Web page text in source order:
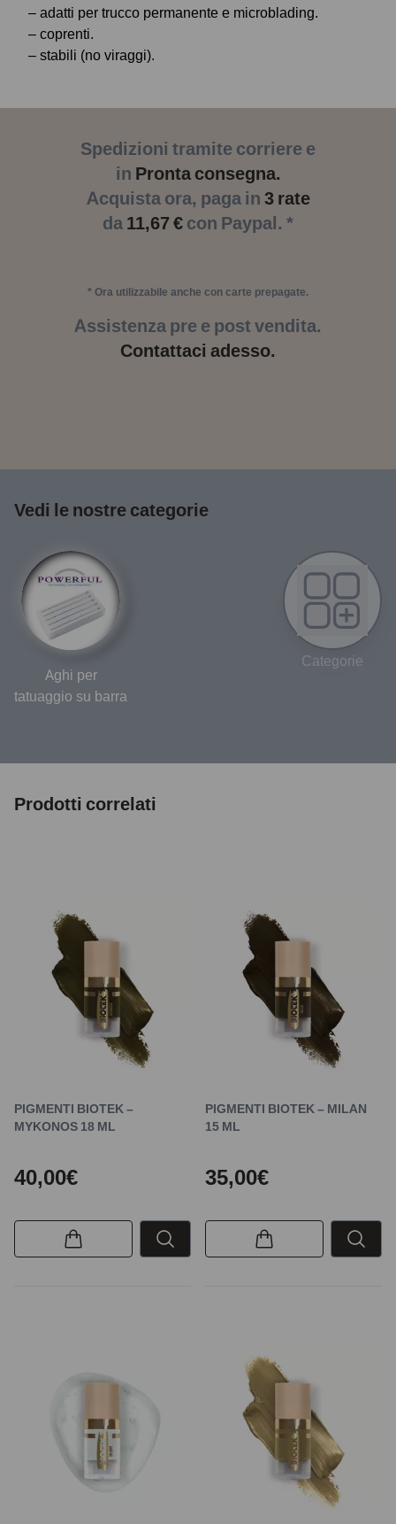
– adatti per trucco permanente e microblading.
– coprenti.
– stabili (no viraggi).
Spedizioni tramite corriere e
in Pronta consegna.
Acquista ora, paga in 3 rate
da 11,67 € con Paypal. *
* Ora utilizzabile anche con carte prepagate.
Assistenza pre e post vendita.
Contattaci adesso.
Vedi le nostre categorie
Aghi per
tatuaggio su barra
Categorie
Prodotti correlati
PIGMENTI BIOTEK –
MYKONOS 18 ML
40,00€
PIGMENTI BIOTEK – MILAN
15 ML
35,00€